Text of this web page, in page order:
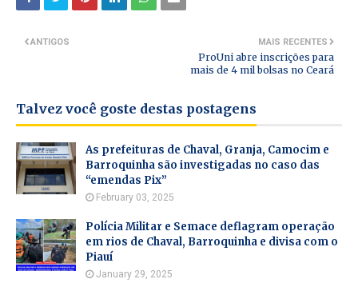
MAIS RECENTES
ProUni abre inscrições para
mais de 4 mil bolsas no Ceará
ANTIGOS
Talvez você goste destas postagens
As prefeituras de Chaval, Granja, Camocim e
Barroquinha são investigadas no caso das
“emendas Pix”
February 03, 2025
Polícia Militar e Semace deflagram operação
em rios de Chaval, Barroquinha e divisa com o
Piauí
January 29, 2025